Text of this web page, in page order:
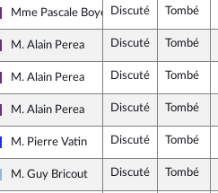
La République en Marche
Mme Pascale Boyer Discuté Tombé
La République en Marche
M. Alain Perea Discuté Tombé
La République en Marche
M. Alain Perea Discuté Tombé
La République en Marche
M. Alain Perea Discuté Tombé
Les Républicains
M. Pierre Vatin Discuté Tombé
UDI et Indépendants
M. Guy Bricout Discuté Tombé